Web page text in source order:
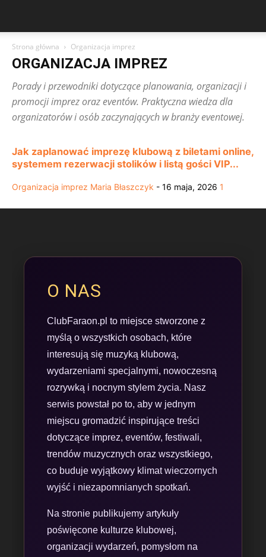
Strona główna Organizacja imprez
ORGANIZACJA IMPREZ
Porady i przewodniki dotyczące planowania, organizacji i
promocji imprez oraz eventów. Praktyczna wiedza dla
organizatorów i osób zaczynających w branży eventowej.
Jak zaplanować imprezę klubową z biletami online,
systemem rezerwacji stolików i listą gości VIP...
Organizacja imprez Maria Błaszczyk - 16 maja, 2026 1
O NAS
ClubFaraon.pl to miejsce stworzone z
myślą o wszystkich osobach, które
interesują się muzyką klubową,
wydarzeniami specjalnymi, nowoczesną
rozrywką i nocnym stylem życia. Nasz
serwis powstał po to, aby w jednym
miejscu gromadzić inspirujące treści
dotyczące imprez, eventów, festiwali,
trendów muzycznych oraz wszystkiego,
co buduje wyjątkowy klimat wieczornych
wyjść i niezapomnianych spotkań.
Na stronie publikujemy artykuły
poświęcone kulturze klubowej,
organizacji wydarzeń, pomysłom na